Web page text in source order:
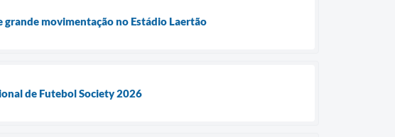
grande movimentação no Estádio Laertão
de Futebol Society 2026